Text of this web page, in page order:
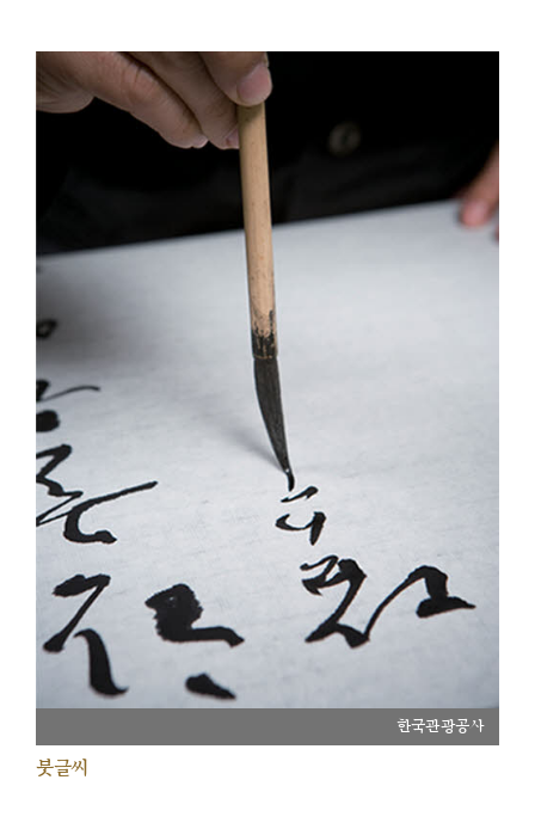
한국관광공사
붓글씨